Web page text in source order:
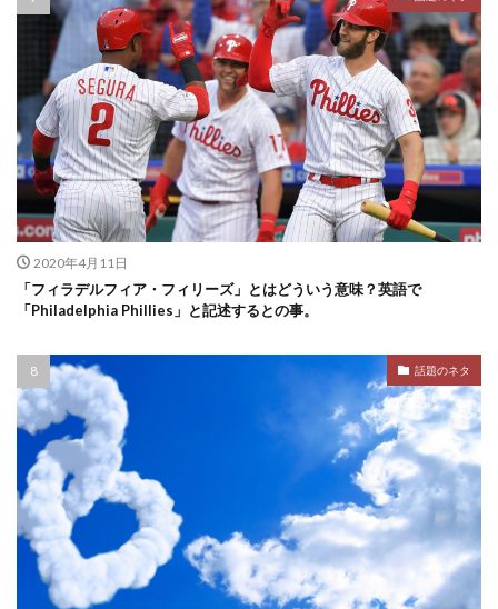
2020年4月11日
「フィラデルフィア・フィリーズ」とはどういう意味？英語で
「Philadelphia Phillies」と記述するとの事。
話題のネタ